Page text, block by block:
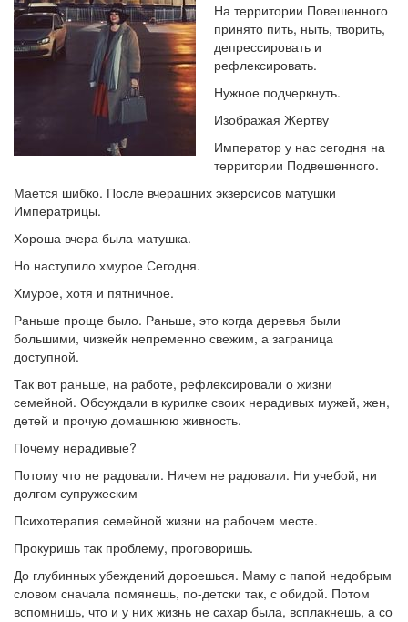
На территории Повешенного
принято пить, ныть, творить,
депрессировать и
рефлексировать.
Нужное подчеркнуть.
Изображая Жертву
Император у нас сегодня на
территории Подвешенного.
Мается шибко. После вчерашних экзерсисов матушки
Императрицы.
Хороша вчера была матушка.
Но наступило хмурое Сегодня.
Хмурое, хотя и пятничное.
Раньше проще было. Раньше, это когда деревья были
большими, чизкейк непременно свежим, а заграница
доступной.
Так вот раньше, на работе, рефлексировали о жизни
семейной. Обсуждали в курилке своих нерадивых мужей, жен,
детей и прочую домашнюю живность.
Почему нерадивые?
Потому что не радовали. Ничем не радовали. Ни учебой, ни
долгом супружеским
Психотерапия семейной жизни на рабочем месте.
Прокуришь так проблему, проговоришь.
До глубинных убеждений дороешься. Маму с папой недобрым
словом сначала помянешь, по-детски так, с обидой. Потом
вспомнишь, что и у них жизнь не сахар была, всплакнешь, а со